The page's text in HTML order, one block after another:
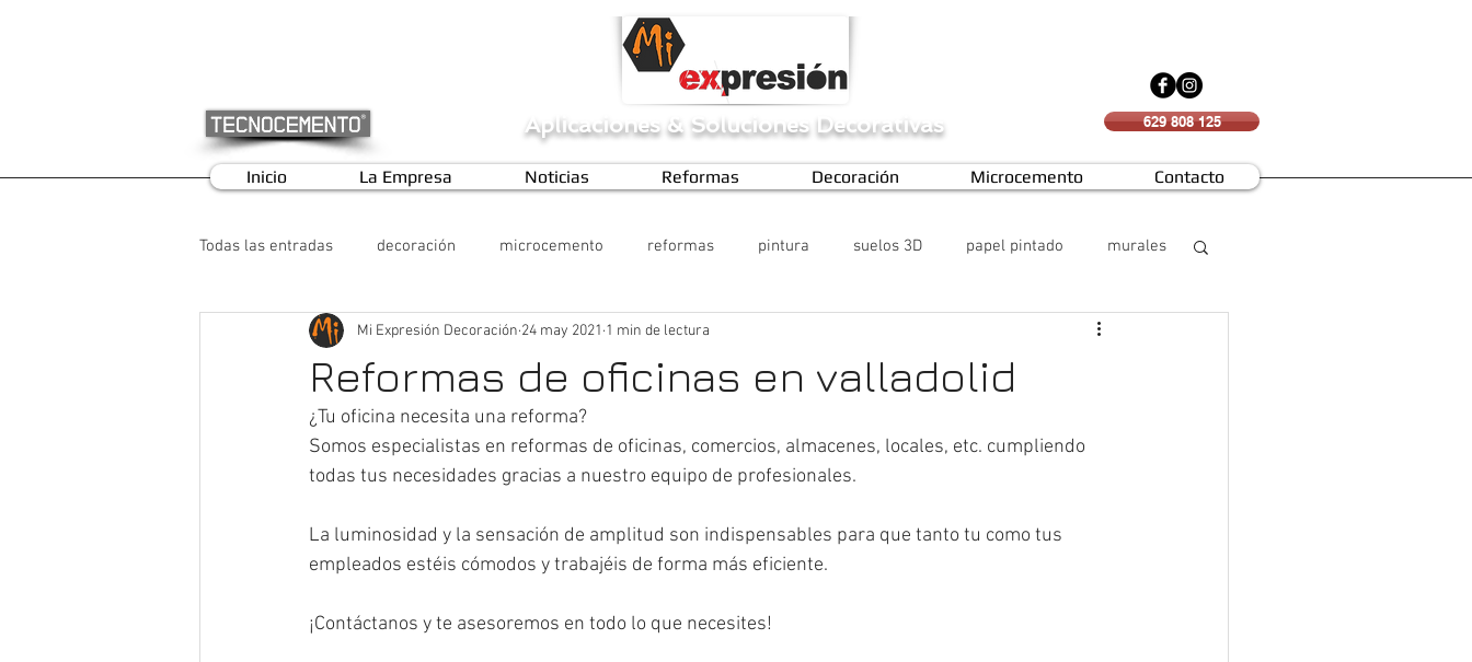
Aplicaciones & Soluciones Decorativas 629 808 125
Inicio La Empresa Noticias Reformas Decoración Microcemento Contacto
Todas las entradas decoración microcemento reformas pintura suelos 3D papel pintado murales
Reformas de oficinas en valladolid
Mi Expresión Decoración 24 may 2021 1 min de lectura
¿Tu oficina necesita una reforma?
Somos especialistas en reformas de oficinas, comercios, almacenes, locales, etc. cumpliendo
todas tus necesidades gracias a nuestro equipo de profesionales.
La luminosidad y la sensación de amplitud son indispensables para que tanto tu como tus
empleados estéis cómodos y trabajéis de forma más eficiente.
¡Contáctanos y te asesoremos en todo lo que necesites!